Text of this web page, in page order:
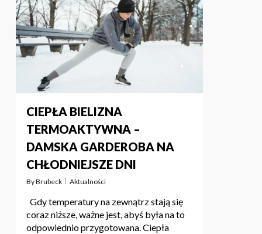
CIEPŁA BIELIZNA
TERMOAKTYWNA –
DAMSKA GARDEROBA NA
CHŁODNIEJSZE DNI
ByBrubeck Aktualności
Gdy temperatury na zewnątrz stają się
coraz niższe, ważne jest, abyś była na to
odpowiednio przygotowana. Ciepła